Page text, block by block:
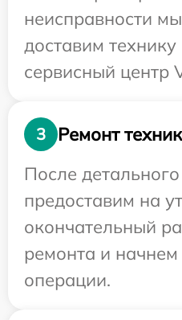
неисправности
доставим технику
сервисный центр
3
Ремонт
После
предоставим на
окончательный
ремонта и
операции.